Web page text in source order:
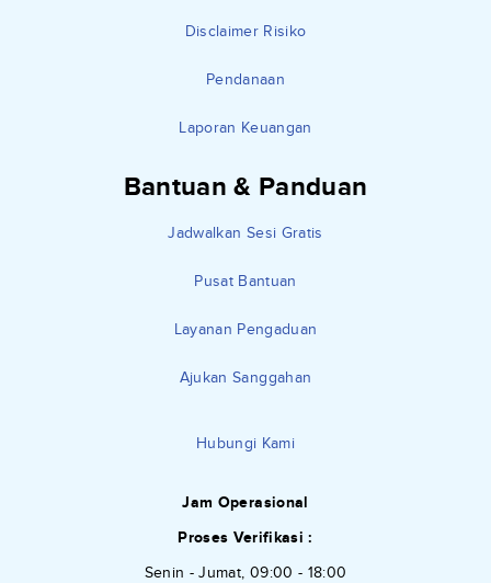
Disclaimer Risiko
Pendanaan
Laporan Keuangan
Bantuan & Panduan
Jadwalkan Sesi Gratis
Pusat Bantuan
Layanan Pengaduan
Ajukan Sanggahan
Hubungi Kami
Jam Operasional
Proses Verifikasi :
Senin - Jumat, 09:00 - 18:00